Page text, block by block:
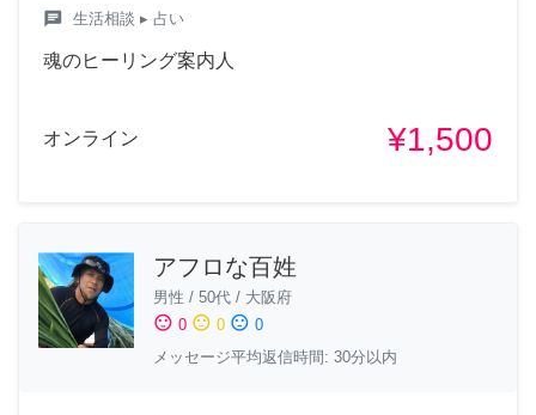
chat 生活相談 ▸ 占い
魂のヒーリング案内人
オンライン ¥1,500
アフロな百姓
男性 / 50代 / 大阪府
sentiment_satisfied 0 sentiment_neutral 0 sentiment_dissatisfied 0
メッセージ平均返信時間: 30分以内